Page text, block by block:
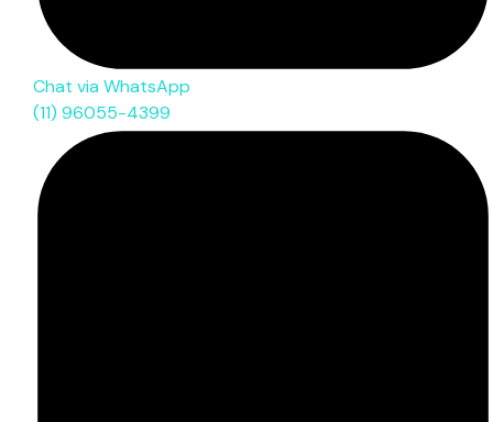
Chat via WhatsApp
(11) 96055-4399